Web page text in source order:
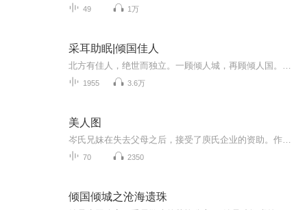
49 1万
采耳助眠|倾国佳人
1955 3.6万
美人图
70 2350
倾国倾城之沧海遗珠